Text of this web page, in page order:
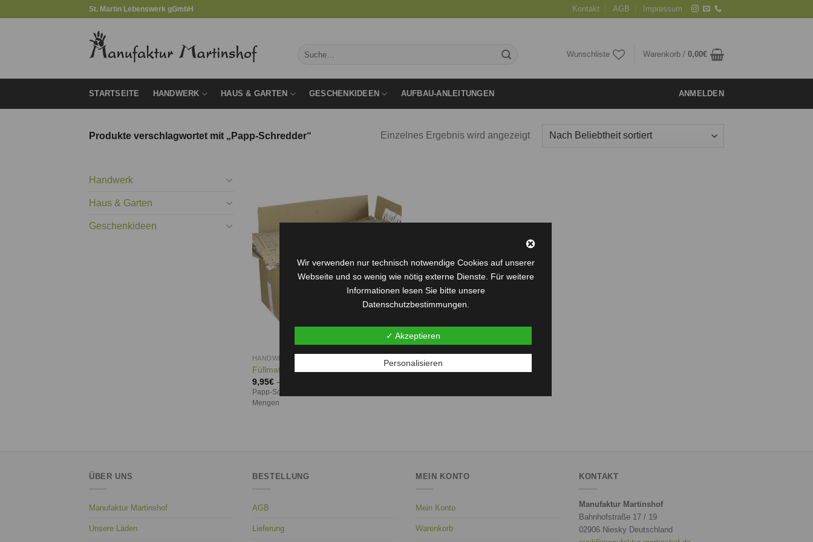
St. Martin Lebenswerk gGmbH Kontakt AGB Impressum
Wunschliste Warenkorb / 0,00€
STARTSEITE HANDWERK HAUS & GARTEN GESCHENKIDEEN AUFBAU-ANLEITUNGEN ANMELDEN
Produkte verschlagwortet mit „Papp-Schredder“ Einzelnes Ergebnis wird angezeigt
Handwerk
Haus & Garten
Geschenkideen
Auf die
Wunschliste
HANDWERK
Füllmaterial
9,95€–
Papp-Schredder 1-Wellig, verschiedene
Mengen
ÜBER UNS
Manufaktur Martinshof
Unsere Läden
BESTELLUNG
AGB
Lieferung
MEIN KONTO
Mein Konto
Warenkorb
KONTAKT
Manufaktur Martinshof
Bahnhofstraße 17 / 19
02906 Niesky Deutschland
Wir verwenden nur technisch notwendige Cookies auf unserer
Webseite und so wenig wie nötig externe Dienste. Für weitere
Informationen lesen Sie bitte unsere
Datenschutzbestimmungen.
✓ Akzeptieren
Personalisieren